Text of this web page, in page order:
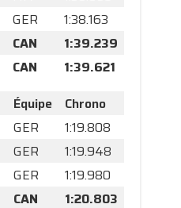
GER
1:38.163
CAN
1:39.239
CAN
1:39.621
Équipe
Chrono
GER
1:19.808
GER
1:19.948
GER
1:19.980
CAN 1:20.803